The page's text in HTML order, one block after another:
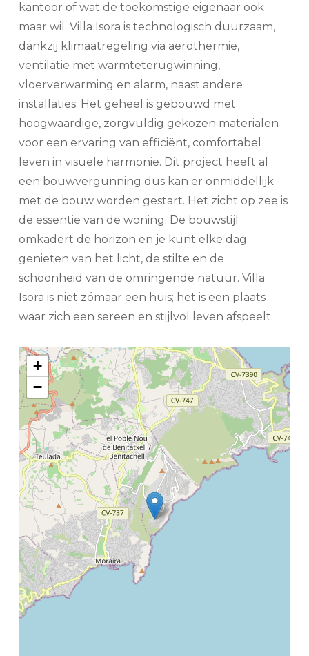
kantoor of wat de toekomstige eigenaar ook
maar wil. Villa Isora is technologisch duurzaam,
dankzij klimaatregeling via aerothermie,
ventilatie met warmteterugwinning,
vloerverwarming en alarm, naast andere
installaties. Het geheel is gebouwd met
hoogwaardige, zorgvuldig gekozen materialen
voor een ervaring van efficiënt, comfortabel
leven in visuele harmonie. Dit project heeft al
een bouwvergunning dus kan er onmiddellijk
met de bouw worden gestart. Het zicht op zee is
de essentie van de woning. De bouwstijl
omkadert de horizon en je kunt elke dag
genieten van het licht, de stilte en de
schoonheid van de omringende natuur. Villa
Isora is niet zómaar een huis; het is een plaats
waar zich een sereen en stijlvol leven afspeelt.
+
−